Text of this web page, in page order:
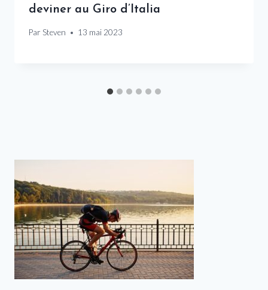
deviner au Giro d’Italia
Par Steven 13 mai 2023